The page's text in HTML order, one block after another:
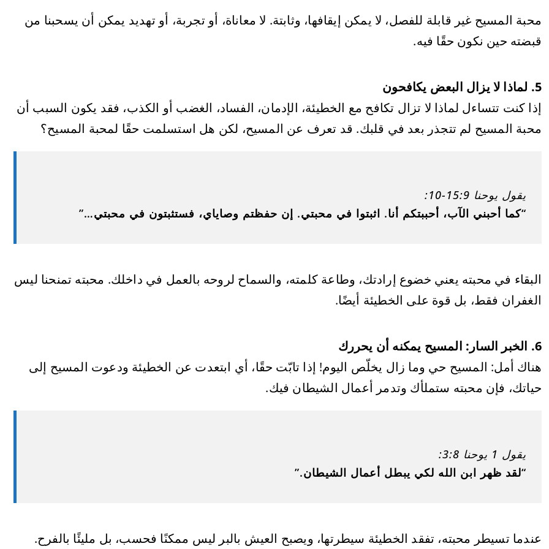
محبة المسيح غير قابلة للفصل، لا يمكن إيقافها، وثابتة. لا معاناة، أو تجربة، أو تهديد يمكن أن يسحبنا من
قبضته حين نكون حقًا فيه.
5. لماذا لا يزال البعض يكافحون
إذا كنت تتساءل لماذا لا تزال تكافح مع الخطيئة، الإدمان، الفساد، الغضب أو الكذب، فقد يكون السبب أن
محبة المسيح لم تتجذر بعد في قلبك. قد تعرف عن المسيح، لكن هل استسلمت حقًا لمحبة المسيح؟
يقول يوحنا 15:9-10:
“كما أحبني الآب، أحببتكم أنا. اثبتوا في محبتي. إن حفظتم وصاياي، فستثبتون في محبتي…”
البقاء في محبته يعني خضوع إرادتك، وطاعة كلمته، والسماح لروحه بالعمل في داخلك. محبته تمنحنا ليس
الغفران فقط، بل قوة على الخطيئة أيضًا.
6. الخبر السار: المسيح يمكنه أن يحررك
هناك أمل: المسيح حي وما زال يخلّص اليوم! إذا تابّت حقًا، أي ابتعدت عن الخطيئة ودعوت المسيح إلى
حياتك، فإن محبته ستملأك وتدمر أعمال الشيطان فيك.
يقول 1 يوحنا 3:8:
“لقد ظهر ابن الله لكي يبطل أعمال الشيطان.”
عندما تسيطر محبته، تفقد الخطيئة سيطرتها، ويصبح العيش بالبر ليس ممكنًا فحسب، بل مليئًا بالفرح.